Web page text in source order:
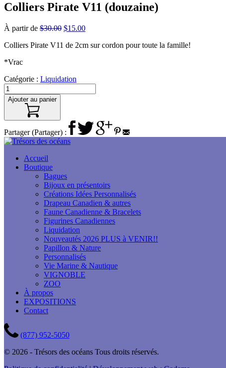
Colliers Pirate V11 (douzaine)
À partir de $30.00 Le
initial
$15.00Le
actuel
Colliers Pirate V11 de 2cm sur cordon pour toute la famille!
*Vrac
Catégorie : Liquidation
Ajouter au panier
Partager (Partager) :
Accueil
Boutique
Bagues
Bijoux en présentoirs
Créations Idées Personnalisés
Drapeau Canadien & autres
Faune Canadienne & Bracelets
Figurines Canadiennes
Liquidation
Nouveautés 2026 PLUS à VENIR!!
Papillon & Nature
Personnalisés
Vie Marine & Nautique
VIGNOBLE
ZOO
À propos
EXPOSITIONS
Contact
(877) 952-5050
© 2026 - Trésors des océans Tous droits réservés.